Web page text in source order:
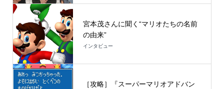
宮本茂さんに聞く“マリオたちの名前
の由来”
インタビュー
［攻略］『スーパーマリオアドバン